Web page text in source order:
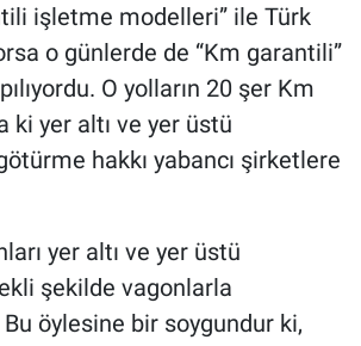
işletme modelleri” ile Türk
o günlerde de “Km garantili”
O yolların 20 şer Km
ki yer altı ve yer üstü
hakkı yabancı şirketlere
yer altı ve yer üstü
şekilde vagonlarla
Bu öylesine bir soygundur ki,